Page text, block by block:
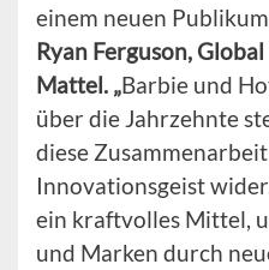
einem neuen
Ryan Ferguson,
Mattel. „Barbie und
über die Jahrzehnte
diese
Innovationsgeist
ein kraftvolles Mittel,
und Marken durch